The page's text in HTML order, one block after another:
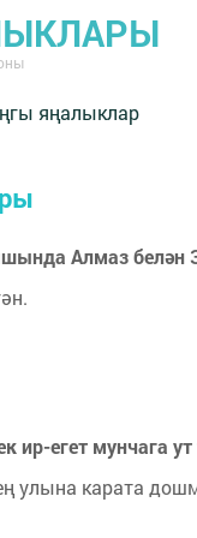
яңалыклар
Алмаз белән
егет мунчага ут
улына карата